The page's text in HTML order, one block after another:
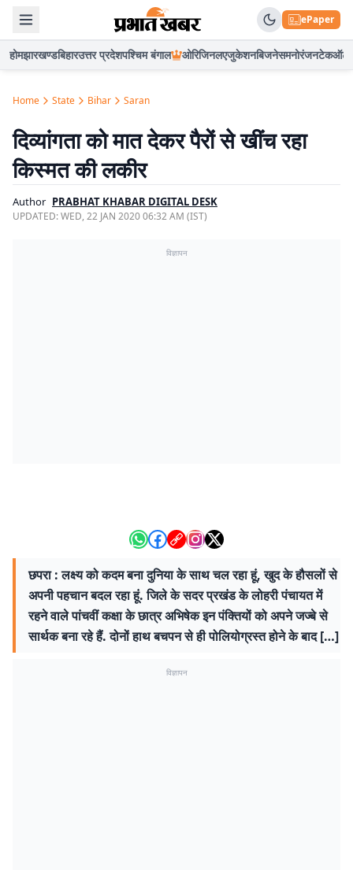
ePaper
होमझारखण्डबिहारउत्तर प्रदेशपश्चिम बंगाल ओरिजिनलएजुकेशनबिजनेसमनोरंजनटेकऑटो
Home State Bihar Saran
दिव्यांगता को मात देकर पैरों से खींच रहा
किस्मत की लकीर
Author PRABHAT KHABAR DIGITAL DESK
UPDATED:WED, 22 JAN 2020 06:32 AM (IST)
विज्ञापन
छपरा : लक्ष्य को कदम बना दुनिया के साथ चल रहा हूं, खुद के हौसलों से
अपनी पहचान बदल रहा हूं. जिले के सदर प्रखंड के लोहरी पंचायत में
रहने वाले पांचवीं कक्षा के छात्र अभिषेक इन पंक्तियों को अपने जज्बे से
सार्थक बना रहे हैं. दोनों हाथ बचपन से ही पोलियोग्रस्त होने के बाद […]
विज्ञापन